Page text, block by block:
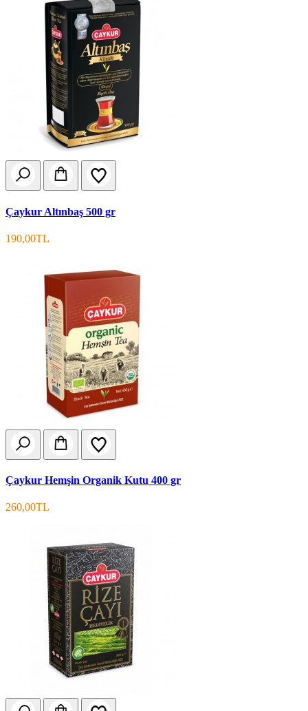
Çaykur Altınbaş 500 gr
190,00TL
Çaykur Hemşin Organik Kutu 400 gr
260,00TL